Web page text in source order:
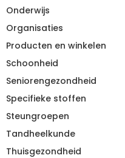
Onderwijs
Organisaties
Producten en winkelen
Schoonheid
Seniorengezondheid
Specifieke stoffen
Steungroepen
Tandheelkunde
Thuisgezondheid